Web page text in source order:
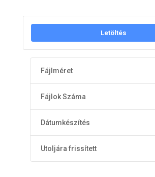
Letöltés
Fájlméret
Fájlok Száma
Dátumkészítés
Utoljára frissített